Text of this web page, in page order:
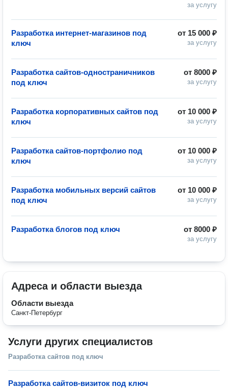
за услугу
от 15 000 ₽
за услугу
Разработка интернет-магазинов под
ключ
от 8000 ₽
за услугу
Разработка сайтов-одностраничников
под ключ
от 10 000 ₽
за услугу
Разработка корпоративных сайтов под
ключ
от 10 000 ₽
за услугу
Разработка сайтов-портфолио под
ключ
от 10 000 ₽
за услугу
Разработка мобильных версий сайтов
под ключ
от 8000 ₽
за услугу
Разработка блогов под ключ
Адреса и области выезда
Области выезда
Санкт-Петербург
Услуги других специалистов
Разработка сайтов под ключ
Разработка сайтов-визиток под ключ